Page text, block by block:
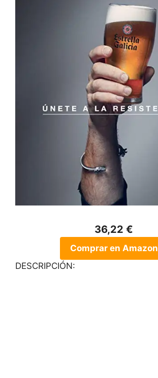
36,22 €
Comprar en Amazon
DESCRIPCIÓN: